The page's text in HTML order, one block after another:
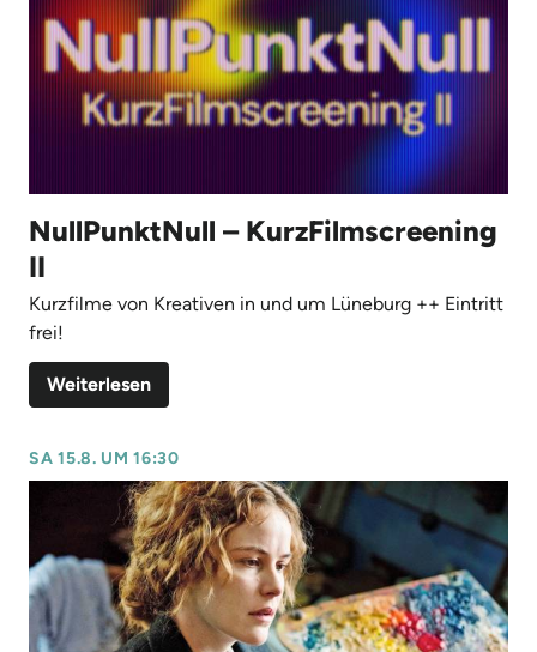
NullPunktNull – KurzFilmscreening
II
Kurzfilme von Kreativen in und um Lüneburg ++ Eintritt
frei!
Weiterlesen
SA 15.8. UM 16:30